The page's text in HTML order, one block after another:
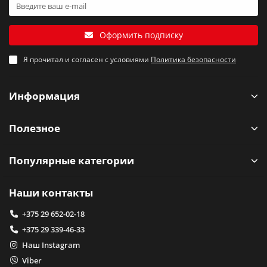
Оформить подписку
Я прочитал и согласен с условиями Политика безопасности
Информация
Полезное
Популярные категории
Наши контакты
+375 29 652-02-18
+375 29 339-46-33
Наш Instagram
Viber